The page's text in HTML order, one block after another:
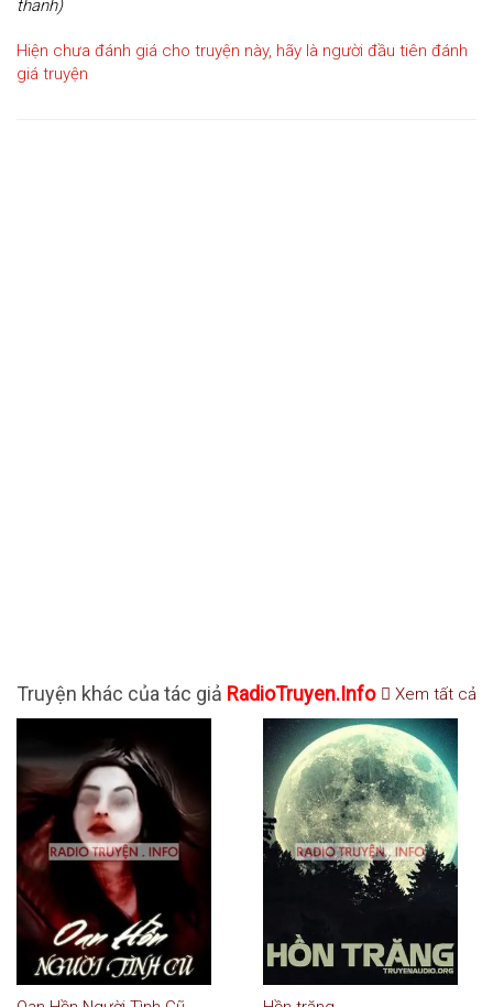
thanh)
Hiện chưa đánh giá cho truyện này, hãy là người đầu tiên đánh
giá truyện
Truyện khác của tác giả RadioTruyen.Info Xem tất cả